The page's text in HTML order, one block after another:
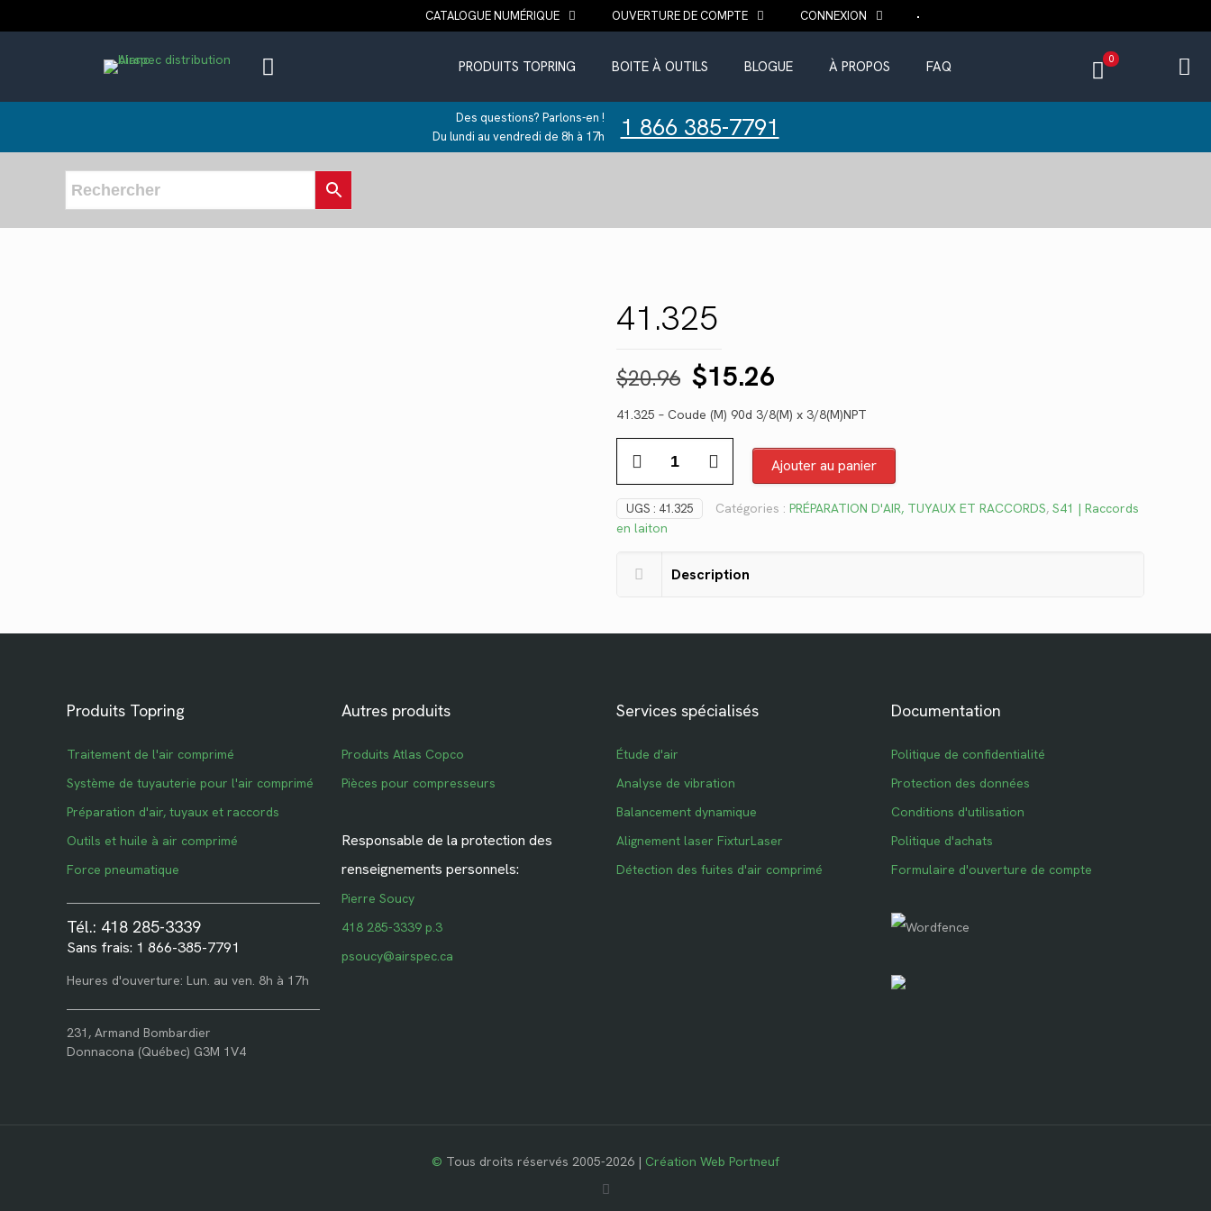
CATALOGUE NUMÉRIQUE OUVERTURE DE COMPTE CONNEXION
PRODUITS TOPRING BOITE À OUTILS BLOGUE À PROPOS FAQ 0
Des questions? Parlons-en !
Du lundi au vendredi de 8h à 17h
1 866 385-7791
41.325
$20.96 Le
prix
initial
était :
$20.96.
$15.26
prix
actuel
est :
$15.26.
41.325 – Coude (M) 90d 3/8(M) x 3/8(M)NPT
41.325
Ajouter au panier
UGS : 41.325 Catégories : PRÉPARATION D'AIR, TUYAUX ET RACCORDS, S41 | Raccords
en laiton
Description
Produits Topring
Traitement de l'air comprimé
Système de tuyauterie pour l'air comprimé
Préparation d'air, tuyaux et raccords
Outils et huile à air comprimé
Force pneumatique
Tél.: 418 285-3339
Sans frais: 1 866-385-7791
Heures d'ouverture: Lun. au ven. 8h à 17h
231, Armand Bombardier
Donnacona (Québec) G3M 1V4
Autres produits
Produits Atlas Copco
Pièces pour compresseurs
Responsable de la protection des
renseignements personnels:
Pierre Soucy
418 285-3339 p.3
psoucy@airspec.ca
Services spécialisés
Étude d'air
Analyse de vibration
Balancement dynamique
Alignement laser FixturLaser
Détection des fuites d'air comprimé
Documentation
Politique de confidentialité
Protection des données
Conditions d'utilisation
Politique d'achats
Formulaire d'ouverture de compte
© Tous droits réservés 2005-2026 | Création Web Portneuf